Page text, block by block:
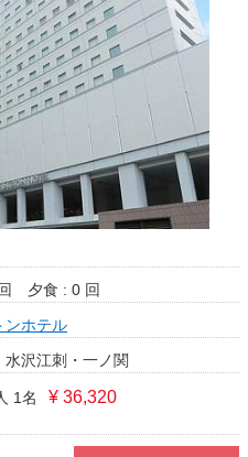
夕食 : 0 回
ンホテル
沢江刺・一ノ関
1名 ¥ 36,320